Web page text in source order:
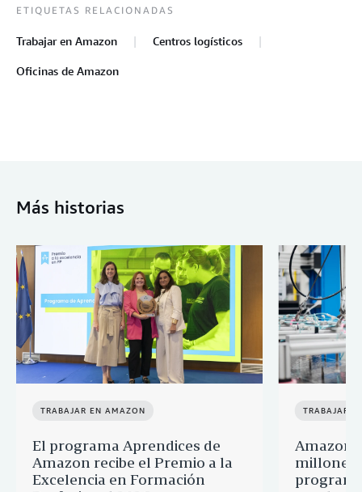
ETIQUETAS RELACIONADAS
Trabajar en Amazon Centros logísticos
Oficinas de Amazon
Más historias
TRABAJAR EN AMAZON
El programa Aprendices de
Amazon recibe el Premio a la
Excelencia en Formación
TRABAJAR
Amazon
millones